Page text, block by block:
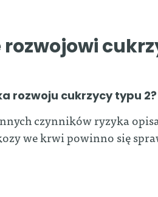
rozwoju cukrzycy typu 2?
czynników ryzyka
we krwi powinno się